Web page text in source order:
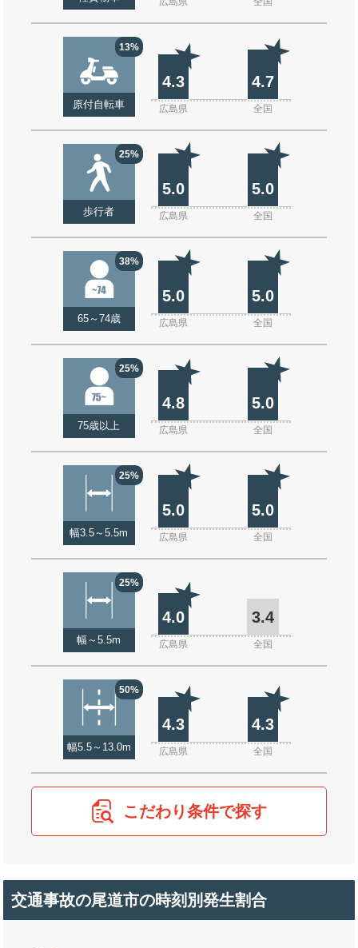
13%
原付自転車
4.3 4.7
広島県 全国
25%
歩行者
5.0 5.0
広島県 全国
38%
65～74歳
5.0 5.0
広島県 全国
25%
75歳以上
4.8 5.0
広島県 全国
25%
幅3.5～5.5m
5.0 5.0
広島県 全国
25%
幅～5.5m
4.0 3.4
広島県 全国
50%
幅5.5～13.0m
4.3 4.3
広島県 全国
こだわり条件で探す
交通事故の尾道市の時刻別発生割合